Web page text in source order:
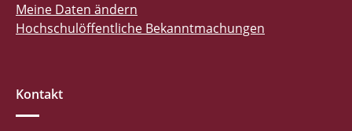
Meine Daten ändern
Hochschulöffentliche Bekanntmachungen
Kontakt